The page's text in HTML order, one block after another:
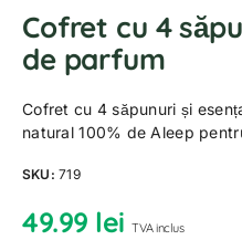
Cofret cu 4
de parfum
Cofret cu 4 săpunuri și
natural 100% de Aleep
SKU:719
49.99 lei TVA inclus